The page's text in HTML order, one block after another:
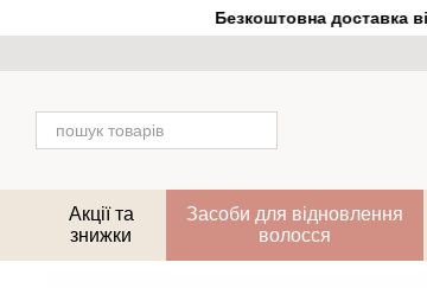
Перейти до основного контентуБезкоштовна доставка
Акції та
знижки
Засоби для відновлення
волосся